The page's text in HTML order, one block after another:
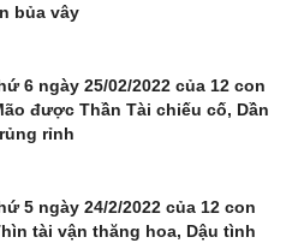
bủa vây
6 ngày 25/02/2022 của 12 con
được Thần Tài chiếu cố, Dần
rỉnh
5 ngày 24/2/2022 của 12 con
tài vận thăng hoa, Dậu tình